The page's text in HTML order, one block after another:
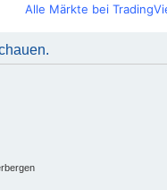
Alle Märkte bei